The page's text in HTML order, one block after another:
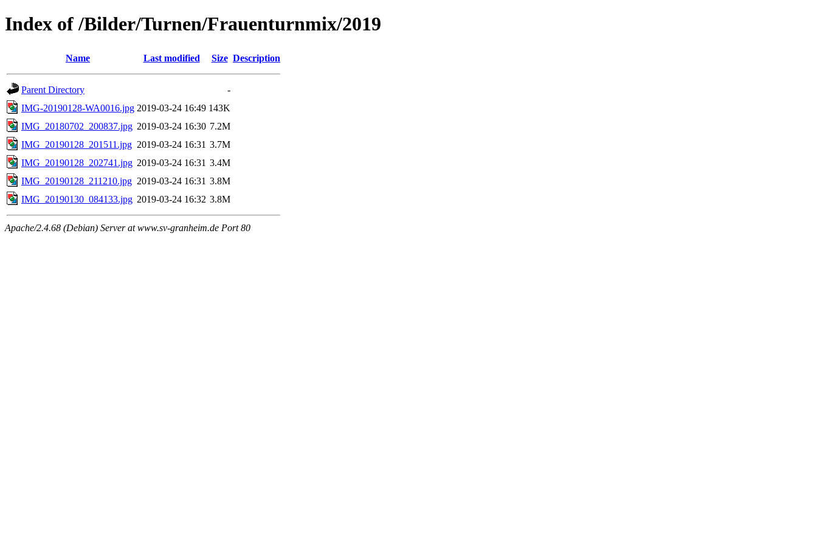
Index of /Bilder/Turnen/Frauenturnmix/2019
Name Last modified Size Description
Parent Directory
-
IMG-20190128-WA0016.jpg 2019-03-24 16:49 143K
IMG_20180702_200837.jpg 2019-03-24 16:30 7.2M
IMG_20190128_201511.jpg 2019-03-24 16:31 3.7M
IMG_20190128_202741.jpg 2019-03-24 16:31 3.4M
IMG_20190128_211210.jpg 2019-03-24 16:31 3.8M
IMG_20190130_084133.jpg 2019-03-24 16:32 3.8M
Apache/2.4.68 (Debian) Server at www.sv-granheim.de Port 80